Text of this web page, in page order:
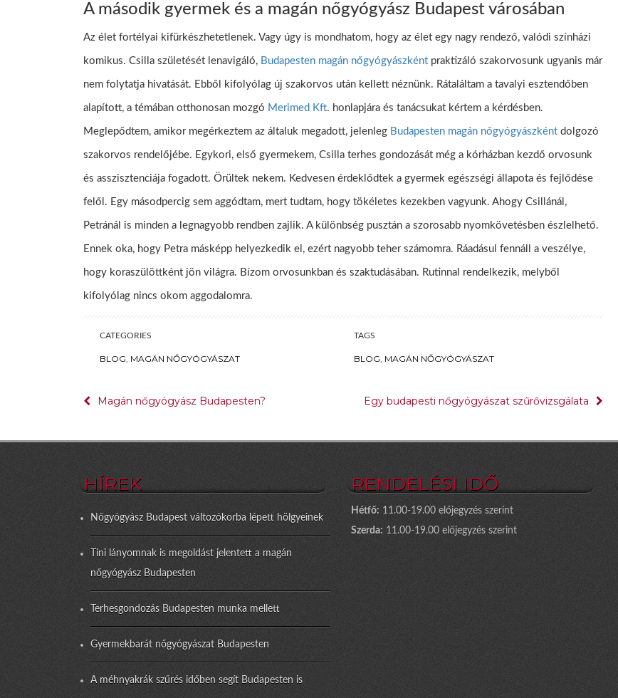
A második gyermek és a magán nőgyógyász Budapest városában
Az élet fortélyai kifürkészhetetlenek. Vagy úgy is mondhatom, hogy az élet egy nagy rendező, valódi színházi
komikus. Csilla születését lenavigáló, Budapesten magán nőgyógyászként praktizáló szakorvosunk ugyanis már
nem folytatja hivatását. Ebből kifolyólag új szakorvos után kellett néznünk. Rátaláltam a tavalyi esztendőben
alapított, a témában otthonosan mozgó Merimed Kft. honlapjára és tanácsukat kértem a kérdésben.
Meglepődtem, amikor megérkeztem az általuk megadott, jelenleg Budapesten magán nőgyógyászként dolgozó
szakorvos rendelőjébe. Egykori, első gyermekem, Csilla terhes gondozását még a kórházban kezdő orvosunk
és asszisztenciája fogadott. Örültek nekem. Kedvesen érdeklődtek a gyermek egészségi állapota és fejlődése
felől. Egy másodpercig sem aggódtam, mert tudtam, hogy tökéletes kezekben vagyunk. Ahogy Csillánál,
Petránál is minden a legnagyobb rendben zajlik. A különbség pusztán a szorosabb nyomkövetésben észlelhető.
Ennek oka, hogy Petra másképp helyezkedik el, ezért nagyobb teher számomra. Ráadásul fennáll a veszélye,
hogy koraszülöttként jön világra. Bízom orvosunkban és szaktudásában. Rutinnal rendelkezik, melyből
kifolyólag nincs okom aggodalomra.
CATEGORIES
BLOG, MAGÁN NŐGYÓGYÁSZAT
TAGS
BLOG, MAGÁN NŐGYÓGYÁSZAT
Bejegyzés
Magán nőgyógyász Budapesten? Egy budapesti nőgyógyászat szűrővizsgálata
HÍREK
Nőgyógyász Budapest változókorba lépett hölgyeinek
Tini lányomnak is megoldást jelentett a magán
nőgyógyász Budapesten
Terhesgondozás Budapesten munka mellett
Gyermekbarát nőgyógyászat Budapesten
A méhnyakrák szűrés időben segít Budapesten is
RENDELÉSI IDŐ
Hétfő: 11.00-19.00 előjegyzés szerint
Szerda: 11.00-19.00 előjegyzés szerint